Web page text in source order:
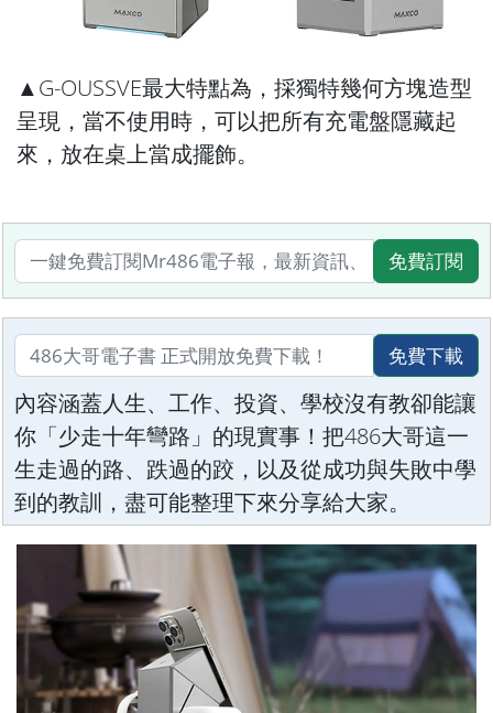
▲G-OUSSVE最大特點為，採獨特幾何方塊造型
呈現，當不使用時，可以把所有充電盤隱藏起
來，放在桌上當成擺飾。
免費訂閱
免費下載
內容涵蓋人生、工作、投資、學校沒有教卻能讓
你「少走十年彎路」的現實事！把486大哥這一
生走過的路、跌過的跤，以及從成功與失敗中學
到的教訓，盡可能整理下來分享給大家。